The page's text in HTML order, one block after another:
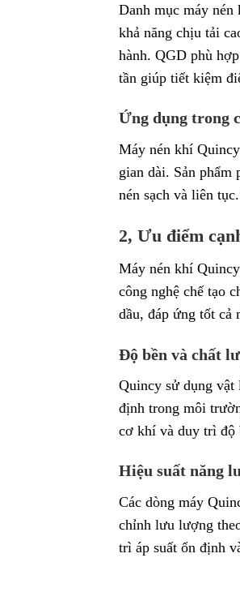
Danh mục máy
khả năng chịu tải
hành. QGD phù
tần giúp tiết kiệm
Ứng dụng trong
Máy nén khí
gian dài. Sản phẩm
nén sạch và liên
2, Ưu điểm
Máy nén khí
công nghệ chế tạo
dầu, đáp ứng tốt cả
Độ bền và chất
Quincy sử dụng
định trong môi
cơ khí và duy trì độ
Hiệu suất năng
Các dòng máy
chỉnh lưu lượng
trì áp suất ổn định